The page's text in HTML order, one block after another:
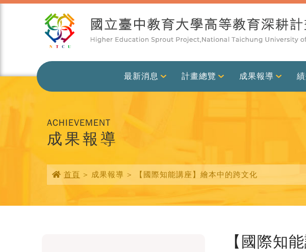
最新消息 計畫總覽 成果報導
ACHIEVEMENT
成果報導
首頁 > 成果報導 > 【國際知能講座】繪本中的跨文化
【國際知